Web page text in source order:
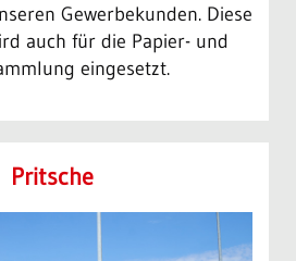
Gewerbekunden. Diese
auch für die Papier- und
eingesetzt.
Pritsche